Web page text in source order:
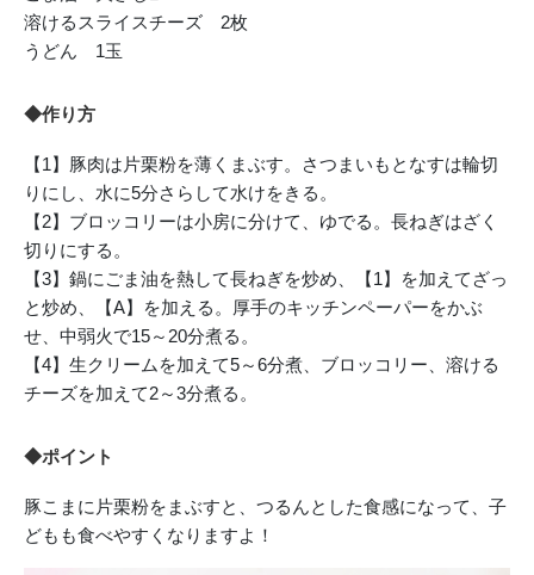
溶けるスライスチーズ 2枚
うどん 1玉
◆作り方
【1】豚肉は片栗粉を薄くまぶす。さつまいもとなすは輪切
りにし、水に5分さらして水けをきる。
【2】ブロッコリーは小房に分けて、ゆでる。長ねぎはざく
切りにする。
【3】鍋にごま油を熱して長ねぎを炒め、【1】を加えてざっ
と炒め、【A】を加える。厚手のキッチンペーパーをかぶ
せ、中弱火で15～20分煮る。
【4】生クリームを加えて5～6分煮、ブロッコリー、溶ける
チーズを加えて2～3分煮る。
◆ポイント
豚こまに片栗粉をまぶすと、つるんとした食感になって、子
どもも食べやすくなりますよ！